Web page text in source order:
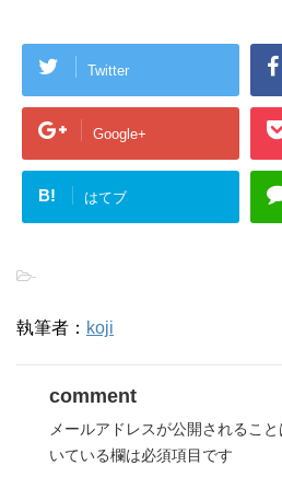
Twitter
Google+
B! はてブ
-
執筆者： koji
comment
メールアドレスが公開されること
いている欄は必須項目です